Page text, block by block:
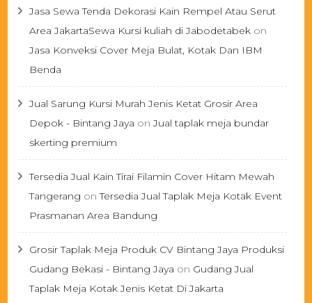
Jasa Sewa Tenda Dekorasi Kain Rempel Atau Serut
Area JakartaSewa Kursi kuliah di Jabodetabek on
Jasa Konveksi Cover Meja Bulat, Kotak Dan IBM
Benda
Jual Sarung Kursi Murah Jenis Ketat Grosir Area
Depok - Bintang Jaya onJual taplak meja bundar
skerting premium
Tersedia Jual Kain Tirai Filamin Cover Hitam Mewah
Tangerang onTersedia Jual Taplak Meja Kotak Event
Prasmanan Area Bandung
Grosir Taplak Meja Produk CV Bintang Jaya Produksi
Gudang Bekasi - Bintang Jaya on Gudang Jual
Taplak Meja Kotak Jenis Ketat Di Jakarta